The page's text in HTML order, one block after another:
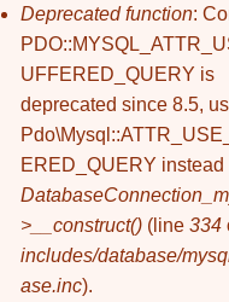
Fehlermeldung
Deprecated function:
UFFERED_QUERY is
deprecated since 8.5,
ERED_QUERY instead
>__construct() (line 334
includes/database/
ase.inc).